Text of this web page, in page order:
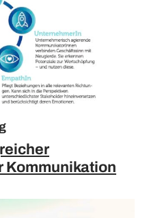
Kommunikation